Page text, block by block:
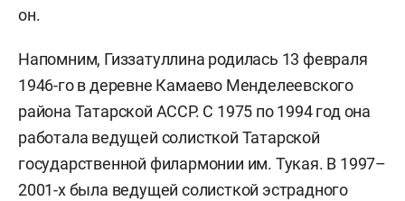
он.
Напомним, Гиззатуллина родилась 13 февраля
1946-го в деревне Камаево Менделеевского
района Татарской АССР. С 1975 по 1994 год она
работала ведущей солисткой Татарской
государственной филармонии им. Тукая. В 1997–
2001-х была ведущей солисткой эстрадного